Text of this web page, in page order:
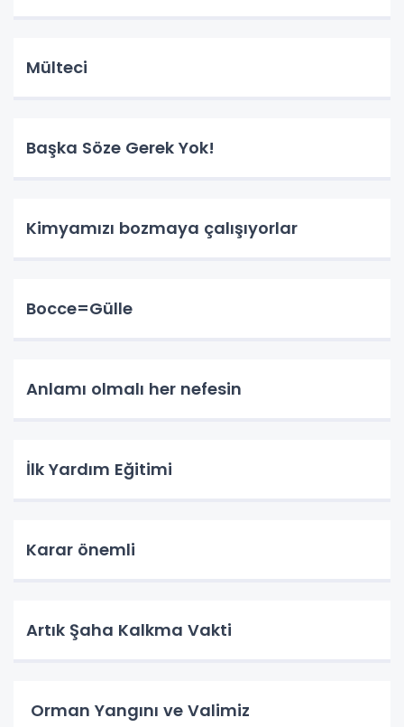
Mülteci
Başka Söze Gerek Yok!
Kimyamızı bozmaya çalışıyorlar
Bocce=Gülle
Anlamı olmalı her nefesin
İlk Yardım Eğitimi
Karar önemli
Artık Şaha Kalkma Vakti
Orman Yangını ve Valimiz